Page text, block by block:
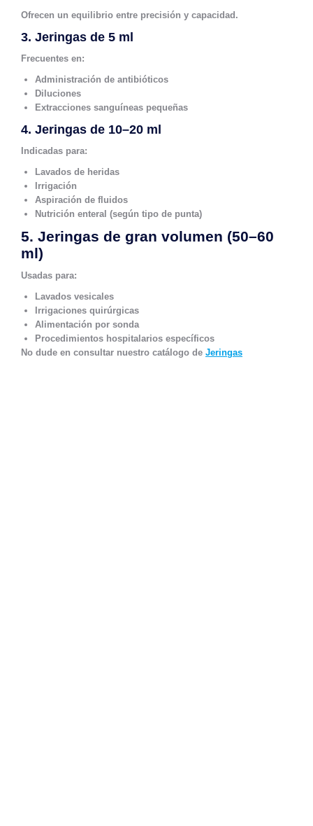
Ofrecen un equilibrio entre precisión y capacidad.
3. Jeringas de 5 ml
Frecuentes en:
Administración de antibióticos
Diluciones
Extracciones sanguíneas pequeñas
4. Jeringas de 10–20 ml
Indicadas para:
Lavados de heridas
Irrigación
Aspiración de fluidos
Nutrición enteral (según tipo de punta)
5. Jeringas de gran volumen (50–60
ml)
Usadas para:
Lavados vesicales
Irrigaciones quirúrgicas
Alimentación por sonda
Procedimientos hospitalarios específicos
No dude en consultar nuestro catálogo de Jeringas